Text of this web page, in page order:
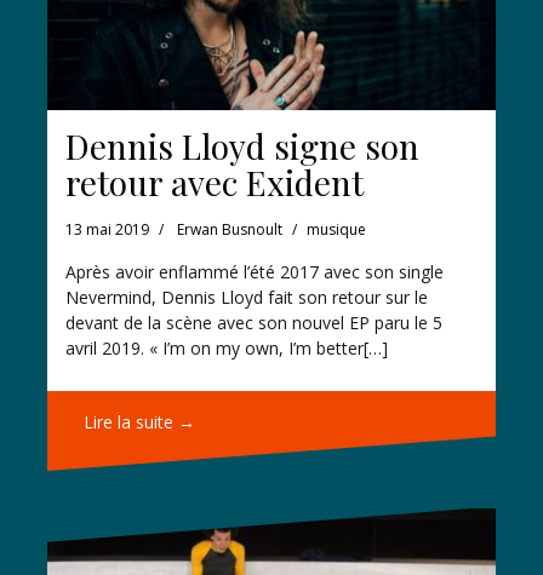
Dennis Lloyd signe son
retour avec Exident
13 mai 2019 Erwan Busnoult musique
Après avoir enflammé l’été 2017 avec son single
Nevermind, Dennis Lloyd fait son retour sur le
devant de la scène avec son nouvel EP paru le 5
avril 2019. « I’m on my own, I’m better[…]
Lire la suite →